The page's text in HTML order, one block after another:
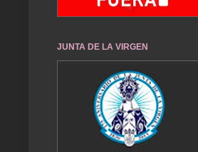
JUNTA DE LA VIRGEN